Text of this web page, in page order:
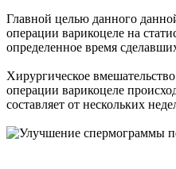
Главной целью данного
операции варикоцеле на
определенное время
Хирургическое
операции варикоцеле
составляет от нескольких